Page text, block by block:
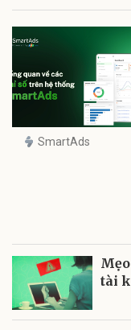
SmartAds
tài